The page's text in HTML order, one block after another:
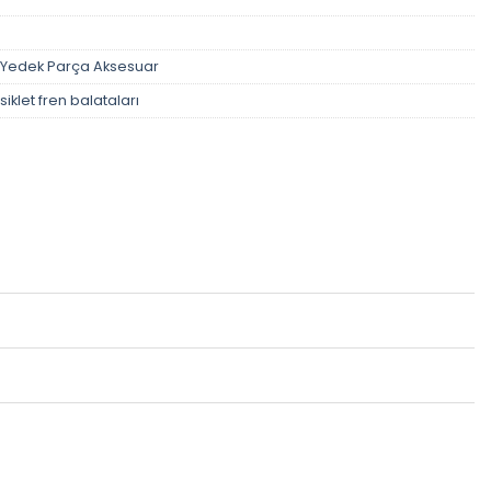
Yedek Parça Aksesuar
fren balataları